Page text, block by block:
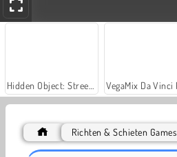
Richten & Schieten Games